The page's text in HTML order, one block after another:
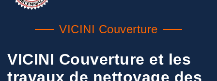
VICINI Couverture
VICINI Couverture et les
travaux de nettoyage des